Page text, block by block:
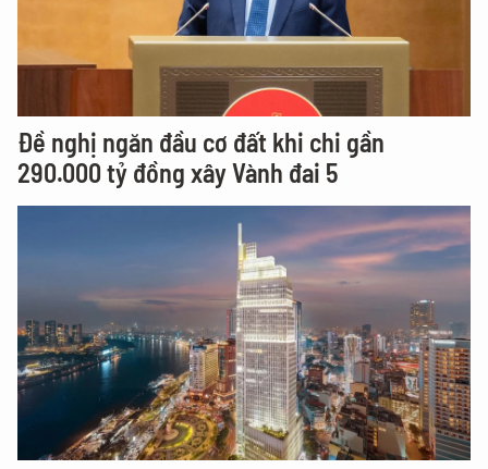
Đề nghị ngăn đầu cơ đất khi chi gần
290.000 tỷ đồng xây Vành đai 5